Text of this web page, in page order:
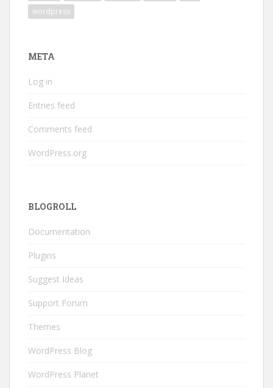
wordpress
META
Log in
Entries feed
Comments feed
WordPress.org
BLOGROLL
Documentation
Plugins
Suggest Ideas
Support Forum
Themes
WordPress Blog
WordPress Planet